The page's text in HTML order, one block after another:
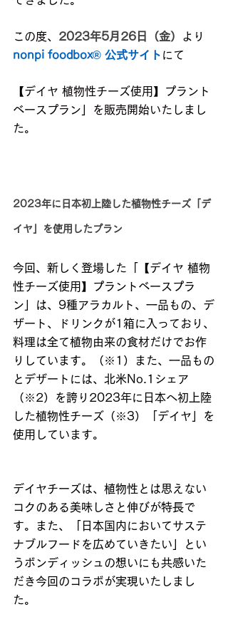
この度、 2023年5月26日（金）
より
nonpi foodbox® 公式サイト にて
【デイヤ 植物性チーズ使用】プラント
ベースプラン」を販売開始いたしまし
た。
2023年に日本初上陸した植物性チーズ「デ
イヤ」を使用したプラン
今回、新しく登場した「【デイヤ 植物
性チーズ使用】プラントベースプラ
ン」は、9種アラカルト、一品もの、デ
ザート、ドリンクが1箱に入っており、
料理は全て植物由来の食材だけでお作
りしています。（※1）また、一品もの
とデザートには、北米No.1シェア
（※2）を誇り2023年に日本へ初上陸
した植物性チーズ（※3）「デイヤ」を
使用しています。
デイヤチーズは、植物性とは思えない
コクのある美味しさと伸びが特長で
す。また、「日本国内においてサステ
ナブルフードを広めていきたい」とい
う ボンディッシュ の想いにも共感いた
だき今回のコラボが実現いたしまし
た。